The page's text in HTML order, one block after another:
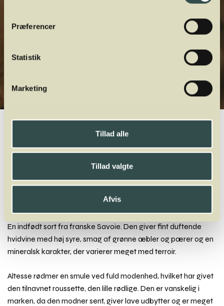
Præferencer
Statistik
Marketing
Tillad alle
Tillad valgte
Afvis
Winelab.dk Vinviden vinordbog Druesorter Altesse
A B C D E F G H I J K L M N O P Q R S T U V W X
Bacchus Baga Barbera Bical Blauburger
Blauer Wildbacher
En indfødt sort fra franske Savoie. Den giver fint duftende
hvidvine med høj syre, smag af grønne æbler og pærer og en
mineralsk karakter, der varierer meget med terroir.
Altesse rødmer en smule ved fuld modenhed, hvilket har givet
den tilnavnet roussette, den lille rødlige. Den er vanskelig i
marken, da den modner sent, giver lave udbytter og er meget